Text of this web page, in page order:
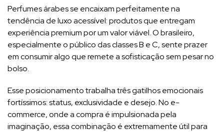
Perfumes árabes se encaixam perfeitamente na
tendência de luxo acessível: produtos que entregam
experiência premium por um valor viável. O brasileiro,
especialmente o público das classes B e C, sente prazer
em consumir algo que remete a sofisticação sem pesar no
bolso.
Esse posicionamento trabalha três gatilhos emocionais
fortíssimos: status, exclusividade e desejo. No e-
commerce, onde a compra é impulsionada pela
imaginação, essa combinação é extremamente útil para